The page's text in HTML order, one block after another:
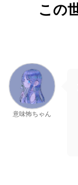
この
意味怖ちゃん